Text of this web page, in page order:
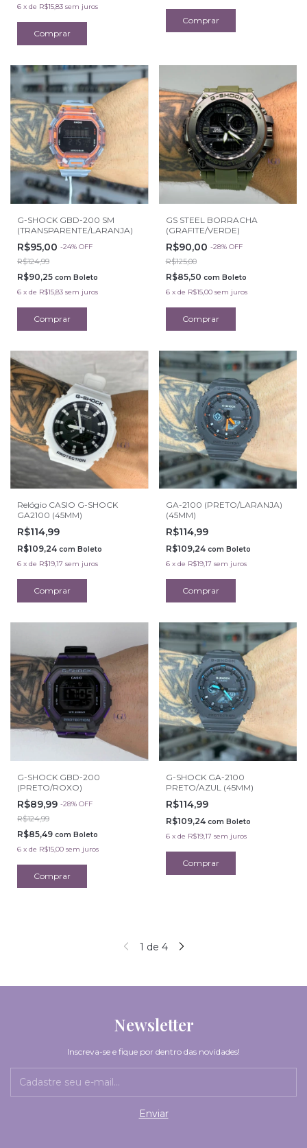
6 x de R$15,83 sem juros
G-SHOCK GBD-200 SM
(TRANSPARENTE/LARANJA)
R$95,00 -24% OFF
R$124,99
R$90,25 com Boleto
6 x de R$15,83 sem juros
GS STEEL BORRACHA
(GRAFITE/VERDE)
R$90,00 -28% OFF
R$125,00
R$85,50 com Boleto
6 x de R$15,00 sem juros
Relógio CASIO G-SHOCK
GA2100 (45MM)
R$114,99
R$109,24 com Boleto
6 x de R$19,17 sem juros
GA-2100 (PRETO/LARANJA)
(45MM)
R$114,99
R$109,24 com Boleto
6 x de R$19,17 sem juros
G-SHOCK GBD-200
(PRETO/ROXO)
R$89,99 -28% OFF
R$124,99
R$85,49 com Boleto
6 x de R$15,00 sem juros
G-SHOCK GA-2100
PRETO/AZUL (45MM)
R$114,99
R$109,24 com Boleto
6 x de R$19,17 sem juros
1 de 4
Newsletter
Inscreva-se e fique por dentro das novidades!